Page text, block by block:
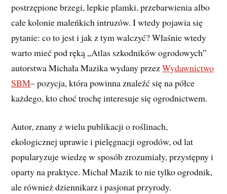
postrzępione brzegi, lepkie plamki, przebarwienia albo
całe kolonie maleńkich intruzów. I wtedy pojawia się
pytanie: co to jest i jak z tym walczyć? Właśnie wtedy
warto mieć pod ręką „Atlas szkodników ogrodowych”
autorstwa Michała Mazika wydany przezWydawnictwo
SBM– pozycja, która powinna znaleźć się na półce
każdego, kto choć trochę interesuje się ogrodnictwem.
Autor, znany z wielu publikacji o roślinach,
ekologicznej uprawie i pielęgnacji ogrodów, od lat
popularyzuje wiedzę w sposób zrozumiały, przystępny i
oparty na praktyce. Michał Mazik to nie tylko ogrodnik,
ale również dziennikarz i pasjonat przyrody.